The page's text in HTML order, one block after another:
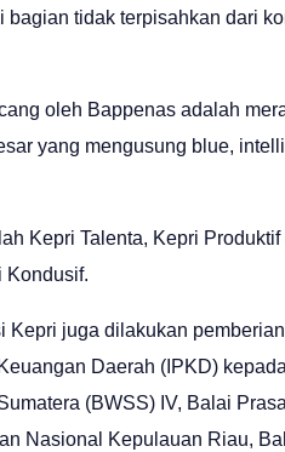
tidak terpisahkan dari
oleh Bappenas adalah
yang mengusung blue,
Kepri Talenta, Kepri
Kondusif.
Kepri juga dilakukan
Daerah (IPKD)
(BWSS) IV, Balai
Nasional Kepulauan Riau,